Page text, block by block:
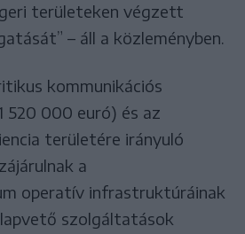
területeken végzett
– áll a közleményben.
kommunikációs
520 000 euró) és az
területére irányuló
a
operatív infrastruktúráinak
szolgáltatások